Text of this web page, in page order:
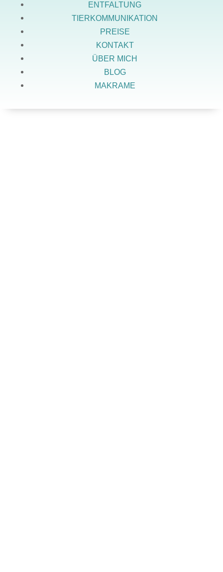
ENTFALTUNG
TIERKOMMUNIKATION
PREISE
KONTAKT
ÜBER MICH
BLOG
MAKRAME